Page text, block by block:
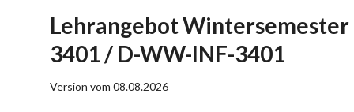
Lehrangebot
3401 / D-WW-INF-3401
Version vom 08.08.2026